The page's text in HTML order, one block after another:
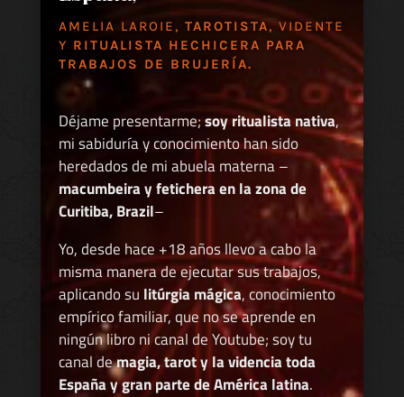
AMELIA LAROIE, TAROTISTA, VIDENTE
Y RITUALISTA HECHICERA PARA
TRABAJOS DE BRUJERÍA.
Déjame presentarme;soy ritualista nativa,
mi sabiduría y conocimiento han sido
heredados de mi abuela materna –
macumbeira y fetichera en la zona de
Curitiba, Brazil–
Yo, desde hace +18 años llevo a cabo la
misma manera de ejecutar sus trabajos,
aplicando su litúrgia mágica, conocimiento
empírico familiar, que no se aprende en
ningún libro ni canal de Youtube; soy tu
canal demagia, tarot y la videncia toda
España y gran parte de América latina.